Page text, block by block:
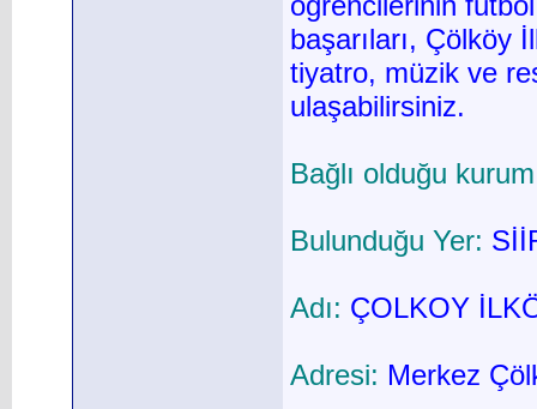
başarıları, Çölköy
tiyatro, müzik ve
ulaşabilirsiniz.
Bağlı olduğu
Bulunduğu Yer:
Adı: ÇOLKOY
Adresi: Merkez